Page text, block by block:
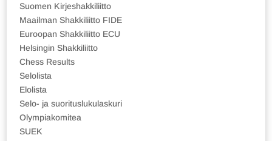
Suomen Kirjeshakkiliitto
Maailman Shakkiliitto FIDE
Euroopan Shakkiliitto ECU
Helsingin Shakkiliitto
Chess Results
Selolista
Elolista
Selo- ja suorituslukulaskuri
Olympiakomitea
SUEK